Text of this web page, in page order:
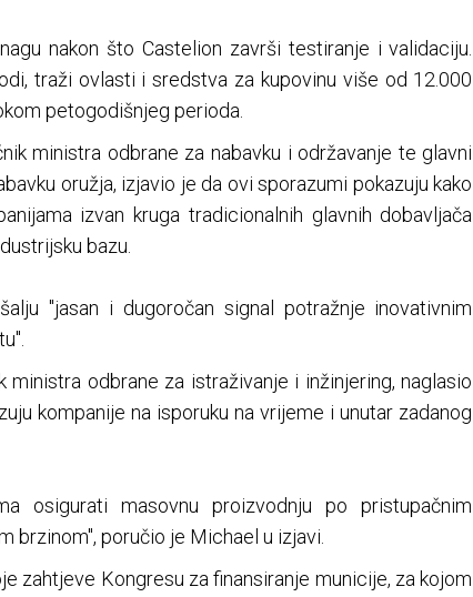
nakon što Castelion završi testiranje i validaciju.
traži ovlasti i sredstva za kupovinu više od 12.000
petogodišnjeg perioda.
ministra odbrane za nabavku i održavanje te glavni
oružja, izjavio je da ovi sporazumi pokazuju kako
izvan kruga tradicionalnih glavnih dobavljača
bazu.
"jasan i dugoročan signal potražnje inovativnim
ministra odbrane za istraživanje i inžinjering, naglasio
kompanije na isporuku na vrijeme i unutar zadanog
osigurati masovnu proizvodnju po pristupačnim
brzinom", poručio je Michael u izjavi.
zahtjeve Kongresu za finansiranje municije, za kojom